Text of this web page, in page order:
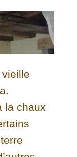
vieille
la chaux